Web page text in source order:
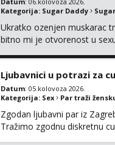
Kategorija: Sugar Daddy
Ukratko ozenjen muskarac
bitno mi je otvorenost u
Ljubavnici u potrazi za
Datum: 05.kolovoza 2026.
Kategorija: Sex Par traži
Zgodan ljubavni par iz
Tražimo zgodnu diskretnu